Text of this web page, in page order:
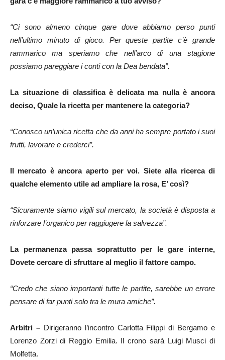
“Ci sono almeno cinque gare dove abbiamo perso punti
nell’ultimo minuto di gioco. Per queste partite c’è grande
rammarico ma speriamo che nell’arco di una stagione
possiamo pareggiare i conti con la Dea bendata”.
La situazione di classifica è delicata ma nulla è ancora
deciso, Quale la ricetta per mantenere la categoria?
“Conosco un’unica ricetta che da anni ha sempre portato i suoi
frutti, lavorare e crederci”.
Il mercato è ancora aperto per voi. Siete alla ricerca di
qualche elemento utile ad ampliare la rosa, E’ così?
“Sicuramente siamo vigili sul mercato, la società è disposta a
rinforzare l’organico per raggiugere la salvezza”.
La permanenza passa soprattutto per le gare interne,
Dovete cercare di sfruttare al meglio il fattore campo.
“Credo che siano importanti tutte le partite, sarebbe un errore
pensare di far punti solo tra le mura amiche”.
Arbitri –Dirigeranno l’incontro Carlotta Filippi di Bergamo e
Lorenzo Zorzi di Reggio Emilia. Il crono sarà Luigi Musci di
Molfetta.